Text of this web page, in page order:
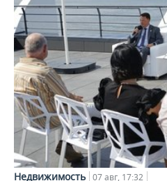
Недвижимость 07 авг, 17:32